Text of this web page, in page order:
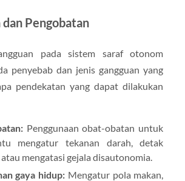
dan Pengobatan
pada sistem saraf otonom
penyebab dan jenis gangguan yang
pendekatan yang dapat dilakukan
Penggunaan obat-obatan untuk
mengatur tekanan darah, detak
mengatasi gejala disautonomia.
gaya hidup: Mengatur pola makan,